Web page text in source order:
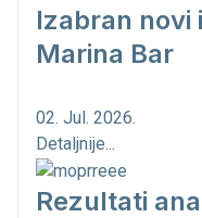
Izabran novi
Marina Bar
02. Jul. 2026.
Detaljnije...
Rezultati